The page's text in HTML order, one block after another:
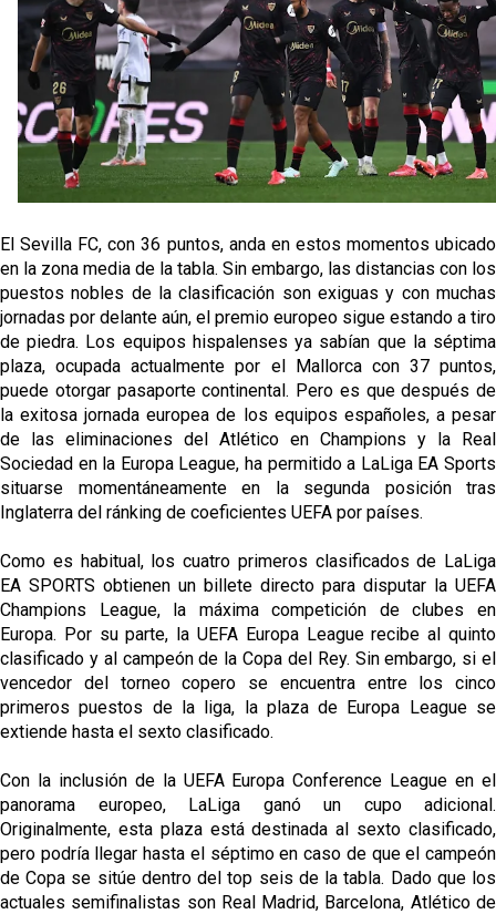
El Sevilla FC trabaja en la contratación de George
Ilenikhena
Joan Jordán podría tener al Estrela Amadora como
destino este lunes
El Sevilla FC Femenino ya conoce su rival para
semifinales
El Sevilla FC, con 36 puntos, anda en estos momentos ubicado
en la zona media de la tabla. Sin embargo, las distancias con los
puestos nobles de la clasificación son exiguas y con muchas
jornadas por delante aún, el premio europeo sigue estando a tiro
de piedra. Los equipos hispalenses ya sabían que la séptima
plaza, ocupada actualmente por el Mallorca con 37 puntos,
puede otorgar pasaporte continental. Pero es que después de
la exitosa jornada europea de los equipos españoles, a pesar
de las eliminaciones del Atlético en Champions y la Real
Sociedad en la Europa League, ha permitido a LaLiga EA Sports
situarse momentáneamente en la segunda posición tras
Inglaterra del ránking de coeficientes UEFA por países.
Como es habitual, los cuatro primeros clasificados de LaLiga
EA SPORTS obtienen un billete directo para disputar la UEFA
Champions League, la máxima competición de clubes en
Europa. Por su parte, la UEFA Europa League recibe al quinto
clasificado y al campeón de la Copa del Rey. Sin embargo, si el
vencedor del torneo copero se encuentra entre los cinco
primeros puestos de la liga, la plaza de Europa League se
extiende hasta el sexto clasificado.
Con la inclusión de la UEFA Europa Conference League en el
panorama europeo, LaLiga ganó un cupo adicional.
Originalmente, esta plaza está destinada al sexto clasificado,
pero podría llegar hasta el séptimo en caso de que el campeón
de Copa se sitúe dentro del top seis de la tabla. Dado que los
actuales semifinalistas son Real Madrid, Barcelona, Atlético de